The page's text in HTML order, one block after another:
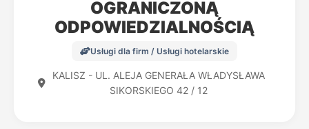
OGRANICZONĄ
ODPOWIEDZIALNOŚCIĄ
Usługi dla firm / Usługi hotelarskie
KALISZ - UL. ALEJA GENERAŁA WŁADYSŁAWA
SIKORSKIEGO 42 / 12